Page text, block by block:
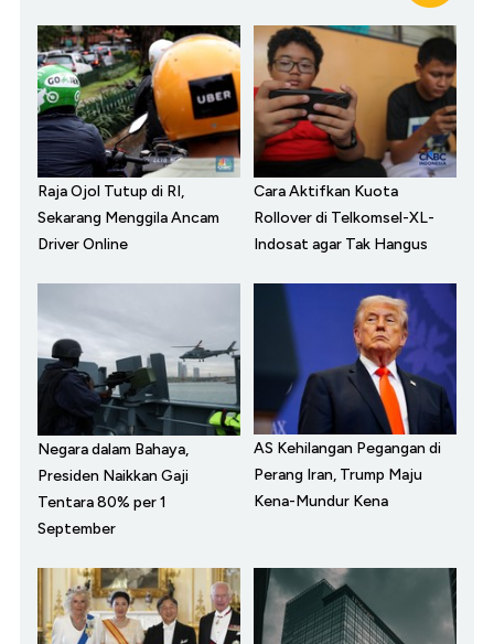
Raja Ojol Tutup di RI,
Sekarang Menggila Ancam
Driver Online
Cara Aktifkan Kuota
Rollover di Telkomsel-XL-
Indosat agar Tak Hangus
Negara dalam Bahaya,
Presiden Naikkan Gaji
Tentara 80% per 1
September
AS Kehilangan Pegangan di
Perang Iran, Trump Maju
Kena-Mundur Kena